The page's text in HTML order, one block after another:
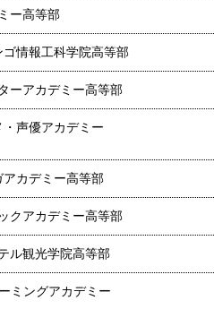
ー高等部
ゴ情報工科学院高等部
ーアカデミー高等部
・声優アカデミー
アカデミー高等部
クアカデミー高等部
ル観光学院高等部
ミングアカデミー